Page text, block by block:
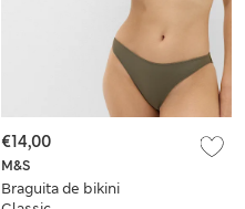
M&S
Braguita de bikini
€14,00